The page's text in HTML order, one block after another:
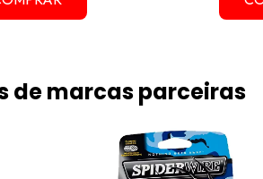
de marcas parceiras